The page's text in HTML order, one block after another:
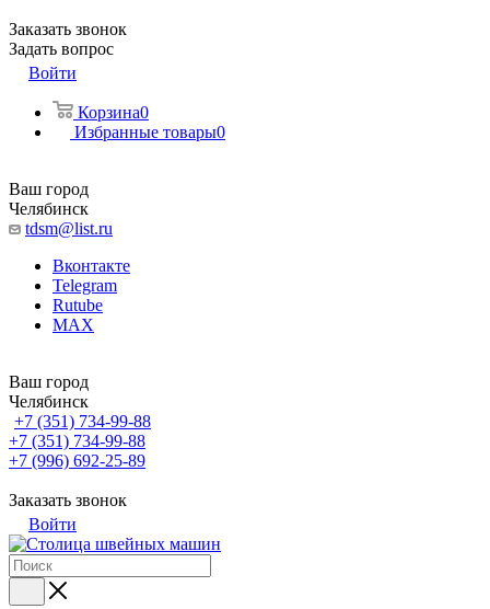
Заказать звонок
Задать вопрос
Войти
Корзина0
Избранные товары0
Ваш город
Челябинск
tdsm@list.ru
Вконтакте
Telegram
Rutube
MAX
Ваш город
Челябинск
+7 (351) 734-99-88
+7 (351) 734-99-88
+7 (996) 692-25-89
Заказать звонок
Войти